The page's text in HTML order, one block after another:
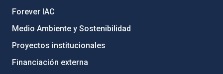
Forever IAC
Medio Ambiente y Sostenibilidad
Proyectos institucionales
Financiación externa